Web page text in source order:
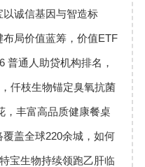
诚信基因与智造标
局价值蓝筹，价值ETF
普通人助贷机构排名，
仟枝生物锚定臭氧抗菌
，丰富高品质健康餐桌
盖全球220余城，如何
宝生物持续领跑乙肝临